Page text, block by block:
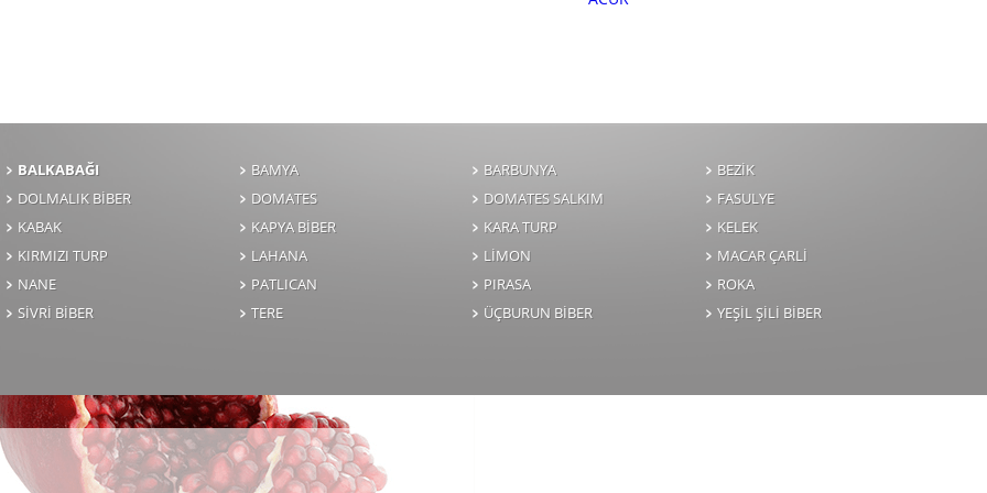
BALKABAĞI BAMYA BARBUNYA
BEZİK
DOLMALIK BİBER
DOMATES DOMATES SALKIM
FASULYE
KABAK
KAPYA BİBER KARA TURP
KELEK
KIRMIZI TURP
LAHANA LİMON
MACAR ÇARLİ
NANE
PATLICAN PIRASA
ROKA
SİVRİ BİBER
TERE ÜÇBURUN BİBER YEŞİL ŞİLİ BİBER